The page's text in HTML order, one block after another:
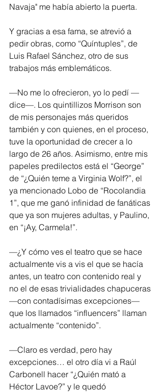
Navaja" me había abierto la puerta.
Y gracias a esa fama, se atrevió a
pedir obras, como “Quíntuples”, de
Luis Rafael Sánchez, otro de sus
trabajos más emblemáticos.
—No me lo ofrecieron, yo lo pedí —
dice—. Los quintillizos Morrison son
de mis personajes más queridos
también y con quienes, en el proceso,
tuve la oportunidad de crecer a lo
largo de 26 años. Asimismo, entre mis
papeles predilectos está el “George”
de “¿Quién teme a Virginia Wolf?”, el
ya mencionado Lobo de “Rocolandia
1”, que me ganó infinidad de fanáticas
que ya son mujeres adultas, y Paulino,
en “¡Ay, Carmela!”.
—¿Y cómo ves el teatro que se hace
actualmente vis a vis el que se hacía
antes, un teatro con contenido real y
no el de esas trivialidades chapuceras
—con contadísimas excepciones—
que los llamados “influencers” llaman
actualmente “contenido”.
—Claro es verdad, pero hay
excepciones… el otro día vi a Raúl
Carbonell hacer “¿Quién mató a
Héctor Lavoe?” y le quedó